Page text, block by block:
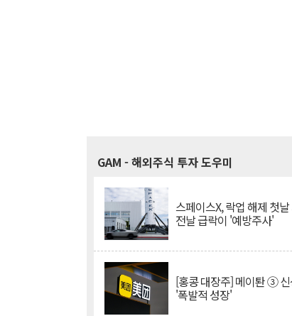
GAM - 해외주식 투자 도우미
스페이스X, 락업 해제 첫
전날 급락이 '예방주사'
[홍콩 대장주] 메이퇀 ③
'폭발적 성장'